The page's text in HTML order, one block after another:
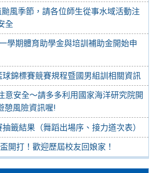
風季節，請各位師生從事水域活動注
全
學期體育助學金與培訓補助金開始申
錦標賽競賽規程暨國男組訓相關資訊
意安全～請多多利用國家海洋研究院開
憩風險資訊喔!
籤結果（舞蹈出場序、接力道次表）
開打！歡迎歷屆校友回娘家！